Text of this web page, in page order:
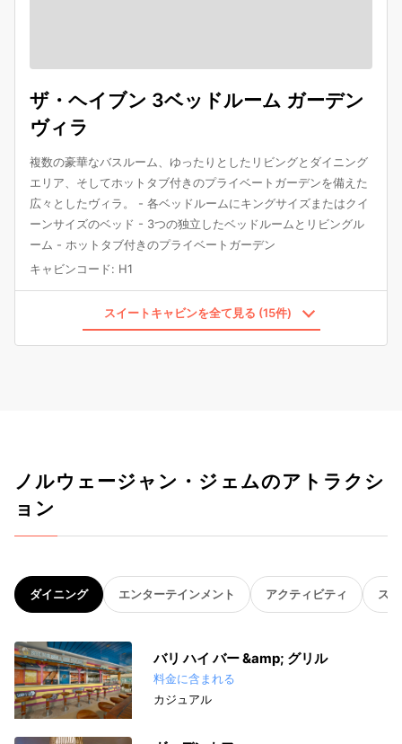
ザ・ヘイブン 3ベッドルーム ガーデン
ヴィラ
複数の豪華なバスルーム、ゆったりとしたリビングとダイニング
エリア、そしてホットタブ付きのプライベートガーデンを備えた
広々としたヴィラ。 - 各ベッドルームにキングサイズまたはクイ
ーンサイズのベッド - 3つの独立したベッドルームとリビングル
ーム - ホットタブ付きのプライベートガーデン
キャビンコード: H1
スイートキャビンを全て見る (15件)
ノルウェージャン・ジェムのアトラクシ
ョン
ダイニング エンターテインメント アクティビティ ス
バリ ハイ バー &amp; グリル
料金に含まれる
カジュアル